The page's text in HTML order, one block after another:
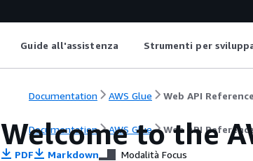
Guide all'assistenza Strumenti per
Documentation AWS Glue Web API Reference
Documentation AWS Glue Web API Reference
Welcome to the
PDF Markdown Modalità Focus